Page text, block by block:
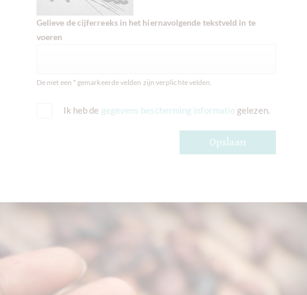
Gelieve de cijferreeks in het hiernavolgende tekstveld in te
voeren
De met een * gemarkeerde velden zijn verplichte velden.
Ik heb de gegevens bescherming informatie gelezen.
Opslaan